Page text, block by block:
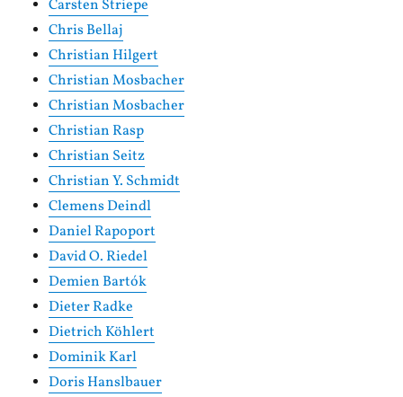
Carsten Striepe
Chris Bellaj
Christian Hilgert
Christian Mosbacher
Christian Mosbacher
Christian Rasp
Christian Seitz
Christian Y. Schmidt
Clemens Deindl
Daniel Rapoport
David O. Riedel
Demien Bartók
Dieter Radke
Dietrich Köhlert
Dominik Karl
Doris Hanslbauer